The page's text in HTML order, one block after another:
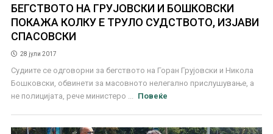
БЕГСТВОТО НА ГРУЈОВСКИ И БОШКОВСКИ
ПОКАЖА КОЛКУ Е ТРУЛО СУДСТВОТО, ИЗЈАВИ
СПАСОВСКИ
28 јули 2017
Судиите се одговорни за бегството на Горан Грујовски и Никола
Бошковски, обвинети за масовното нелегално прислушување, а
не полицијата, рече министеро ...
Повеќе